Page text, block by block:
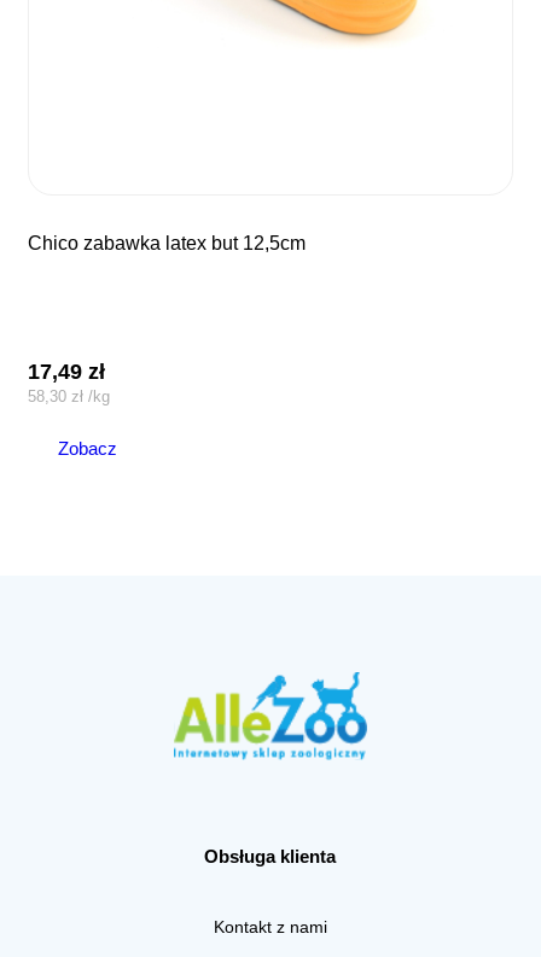
chico zabawka latex but 12,5cm
17,49zł
58,30zł /kg
Zobacz
Obsługa klienta
Kontakt z nami